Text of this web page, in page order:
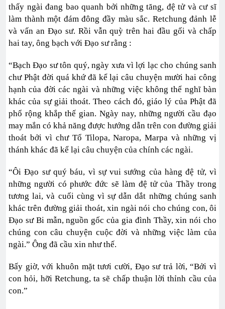
thấy ngài đang bao quanh bởi những tăng, đệ tử và cư sĩ
làm thành một đám đông đầy màu sắc. Retchung đảnh lễ
và vấn an Đạo sư. Rồi vẫn quỳ trên hai đầu gối và chấp
hai tay, ông bạch với Đạo sư rằng :
“Bạch Đạo sư tôn quý, ngày xưa vì lợi lạc cho chúng sanh
chư Phật đời quá khứ đã kể lại câu chuyện mười hai công
hạnh của đời các ngài và những việc không thể nghĩ bàn
khác của sự giải thoát. Theo cách đó, giáo lý của Phật đã
phổ rộng khắp thế gian. Ngày nay, những người cầu đạo
may mắn có khả năng được hướng dẫn trên con đường giải
thoát bởi vì chư Tổ Tilopa, Naropa, Marpa và những vị
thánh khác đã kể lại câu chuyện của chính các ngài.
“Ôi Đạo sư quý báu, vì sự vui sướng của hàng đệ tử, vì
những người có phước đức sẽ làm đệ tử của Thầy trong
tương lai, và cuối cùng vì sự dẫn dắt những chúng sanh
khác trên đường giải thoát, xin ngài nói cho chúng con, ôi
Đạo sư Bi mẫn, nguồn gốc của gia đình Thầy, xin nói cho
chúng con câu chuyện cuộc đời và những việc làm của
ngài.” Ông đã cầu xin như thế.
Bấy giờ, với khuôn mặt tươi cười, Đạo sư trả lời, “Bởi vì
con hỏi, hỡi Retchung, ta sẽ chấp thuận lời thỉnh cầu của
con.”